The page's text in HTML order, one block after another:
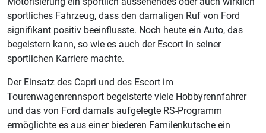
sportliches Fahrzeug, dass den damaligen Ruf von Ford
signifikant positiv beeinflusste. Noch heute ein Auto, das
begeistern kann, so wie es auch der Escort in seiner
sportlichen Karriere machte.
Der Einsatz des Capri und des Escort im
Tourenwagenrennsport begeisterte viele Hobbyrennfahrer
und das von Ford damals aufgelegte RS-Programm
ermöglichte es aus einer biederen Familenkutsche ein